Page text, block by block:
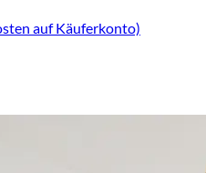
auf Käuferkonto)